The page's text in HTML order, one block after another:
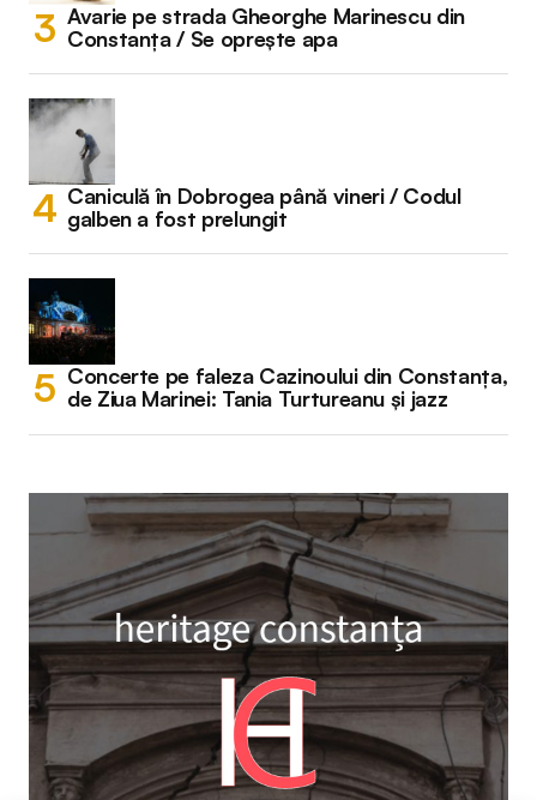
Avarie pe strada Gheorghe Marinescu din
Constanța / Se oprește apa
Caniculă în Dobrogea până vineri / Codul
galben a fost prelungit
Concerte pe faleza Cazinoului din Constanța,
de Ziua Marinei: Tania Turtureanu și jazz